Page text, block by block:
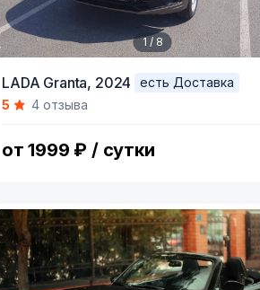
of
1 / 8
LADA Granta, 2024
есть Доставка
5
4 отзыва
от 1999 ₽ / сутки